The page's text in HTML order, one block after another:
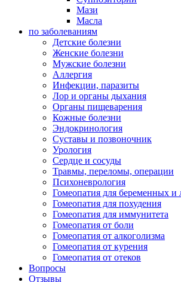
Мази
Масла
по заболеваниям
Детские болезни
Женские болезни
Мужские болезни
Аллергия
Инфекции, паразиты
Лор и органы дыхания
Органы пищеварения
Кожные болезни
Эндокринология
Суставы и позвоночник
Урология
Сердце и сосуды
Травмы, переломы, операции
Психоневрология
Гомеопатия для беременных и
Гомеопатия для похудения
Гомеопатия для иммунитета
Гомеопатия от боли
Гомеопатия от алкоголизма
Гомеопатия от курения
Гомеопатия от отеков
Вопросы
Отзывы